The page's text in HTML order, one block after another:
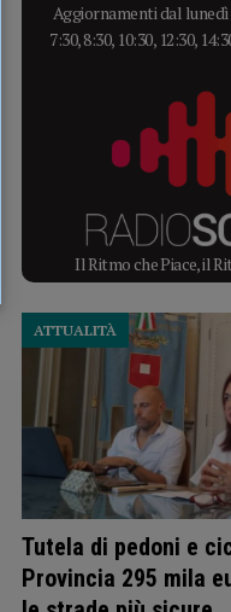
Aggiornamenti dal
7:30, 8:30, 10:30, 12:30,
Il Ritmo che Piace, il
Tutela di pedoni e
Provincia 295 mila
ATTUALITÀ